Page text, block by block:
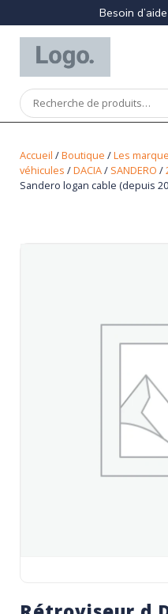
Besoin
Accueil /Boutique /Les
véhicules /DACIA/ SANDERO /
Sandero logan cable (depuis